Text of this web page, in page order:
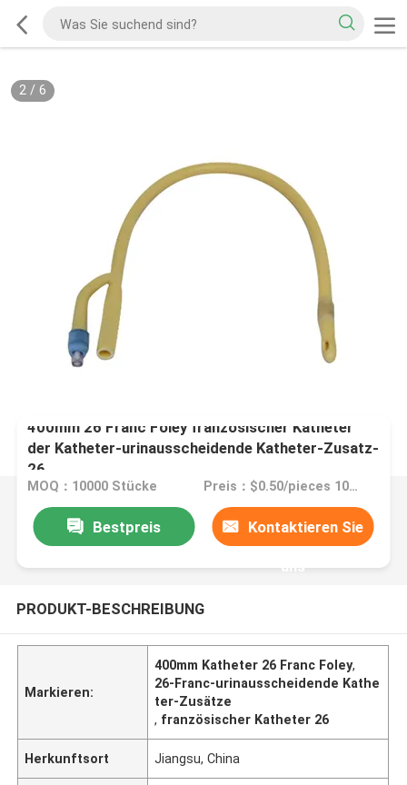
2/ 6
400mm 26 Franc Foley französischer Katheter
der Katheter-urinausscheidende Katheter-Zusatz-
26
MOQ：10000 Stücke Preis：$0.50/pieces 10000-49999 pieces
Bestpreis Kontaktieren Sie
uns
PRODUKT-BESCHREIBUNG
Markieren:
400mm Katheter 26 Franc Foley,
26-Franc-urinausscheidende Kathe
ter-Zusätze
, französischer Katheter 26
Herkunftsort Jiangsu, China